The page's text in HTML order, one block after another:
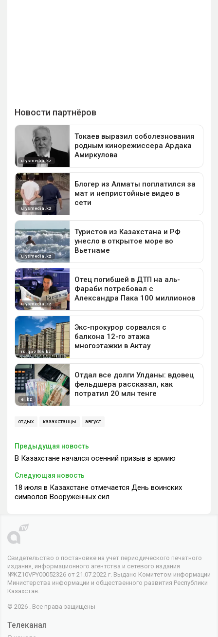
отдых казахстанцы август
Предыдущая новость
В Казахстане начался осенний призыв в армию
Следующая новость
18 июля в Казахстане отмечается День воинских
символов Вооруженных сил
Свидетельство о постановке на учет периодического печатного
издания, информационного агентства и сетевого издания
№KZ10VPY00052326 от 21.07.2022 г. Выдано Комитетом информации
Министерства информации и общественного развития Республики
Казахстан.
© 2026 . Все права защищены
Телеканал